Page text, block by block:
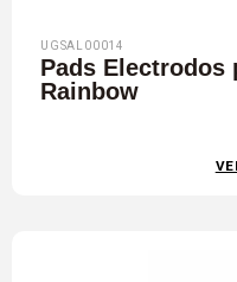
UGSAL00014
Pads Electrodos
Rainbow